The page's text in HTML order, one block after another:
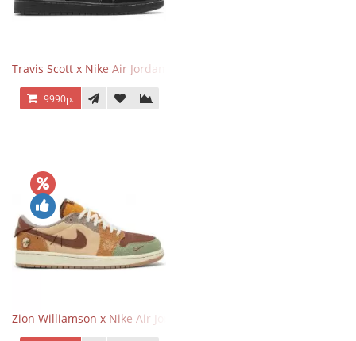
Travis Scott x Nike Air Jordan 1 Retro Low OG SP Black Phantom
9990р.
Zion Williamson x Nike Air Jordan 1 Retro Low OG Voodoo